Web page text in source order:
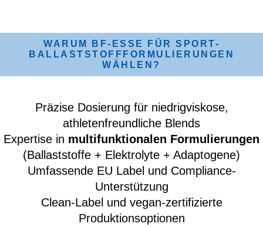
WARUM BF-ESSE FÜR SPORT-
BALLASTSTOFFFORMULIERUNGEN
WÄHLEN?
Präzise Dosierung für niedrigviskose,
athletenfreundliche Blends
Expertise in multifunktionalen Formulierungen
(Ballaststoffe + Elektrolyte + Adaptogene)
Umfassende EU Label und Compliance-
Unterstützung
Clean-Label und vegan-zertifizierte
Produktionsoptionen